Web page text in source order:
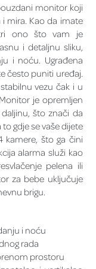
monitor koji
mira. Kao da imate
ono što vam je
i detaljnu sliku,
i noću. Ugrađena
često puniti uređaj.
vezu čak i u
je opremljen
što znači da
gdje se vaše dijete
kamere, što ga čini
alarma služi kao
pelena ili
za bebe uključuje
brigu.
i noću
rada
prostoru